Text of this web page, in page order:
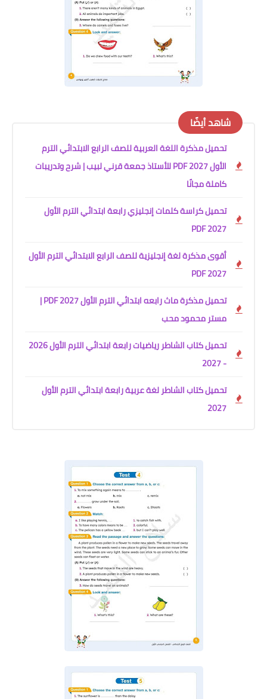
شاهد أيضًا
تحميل مذكرة اللغة العربية للصف الرابع الابتدائي الترم
الأول 2027 PDF للأستاذ جمعة قرني لبيب | شرح وتدريبات
كاملة مجانًا
تحميل كراسة كلمات إنجليزي رابعة ابتدائي الترم الأول
2027 PDF
أقوى مذكرة لغة إنجليزية للصف الرابع الابتدائي الترم الأول
2027 PDF
تحميل مذكرة ماث رابعه ابتدائي الترم الأول 2027 PDF |
مستر محمود محب
تحميل كتاب الشاطر رياضيات رابعة ابتدائي الترم الأول 2026
- 2027
تحميل كتاب الشاطر لغة عربية رابعة ابتدائي الترم الأول
2027